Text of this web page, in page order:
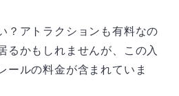
？アトラクションも有料なの
るかもしれませんが、この入
ールの料金が含まれていま